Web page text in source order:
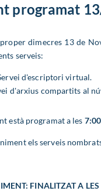
programat
dimecres 13 de
serveis:
d'escriptori virtual.
d'arxius compartits al
està programat a les 7:00
els serveis
FINALITZAT A